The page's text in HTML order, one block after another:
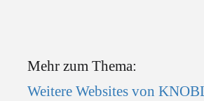
Mehr zum Thema:
Weitere Websites von